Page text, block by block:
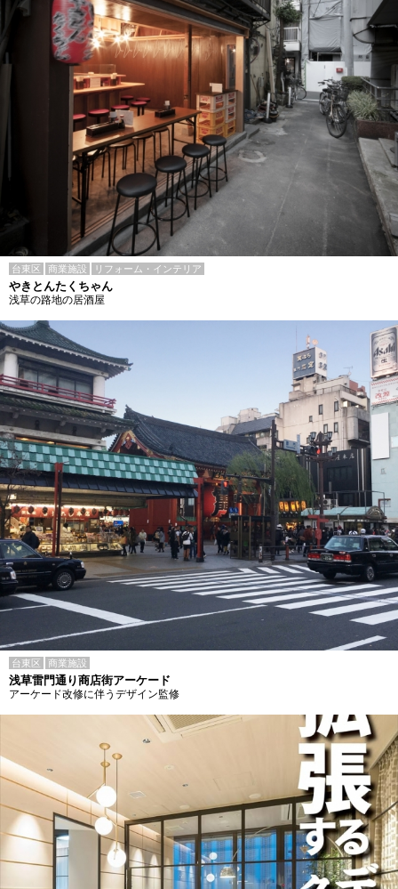
台東区 商業施設 リフォーム・インテリア
やきとんたくちゃん
浅草の路地の居酒屋
台東区 商業施設
浅草雷門通り商店街アーケード
アーケード改修に伴うデザイン監修